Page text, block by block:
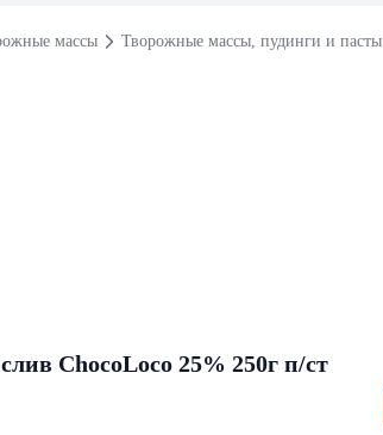
массы Творожные массы, пудинги и пасты
ChocoLoco 25% 250г п/ст